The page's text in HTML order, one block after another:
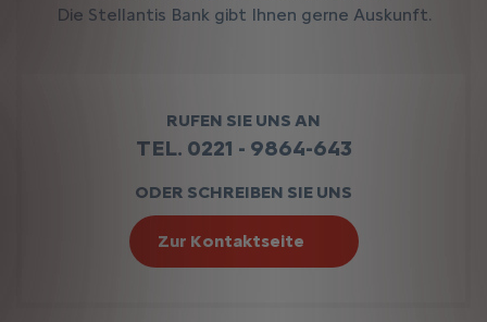
Die Stellantis Bank gibt Ihnen gerne Auskunft.
RUFEN SIE UNS AN
TEL. 0221 - 9864-643
ODER SCHREIBEN SIE UNS
Zur Kontaktseite